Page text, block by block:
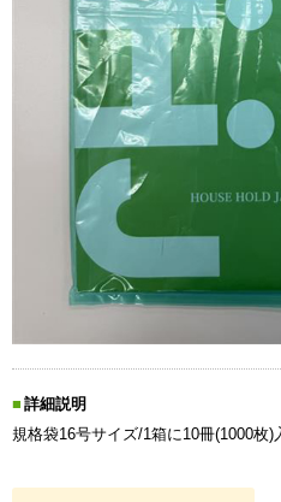
詳細説明
規格袋16号サイズ/1箱に10冊(1000枚)